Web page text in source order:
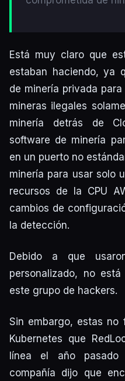
Está muy claro que
estaban haciendo, ya
de minería privada
mineras ilegales
minería detrás de
software de minería
en un puerto no
minería para usar solo
recursos de la CPU
cambios de
la detección.
Debido a que
personalizado, no
este grupo de hackers.
Sin embargo, estas no
Kubernetes que
línea el año
compañía dijo que